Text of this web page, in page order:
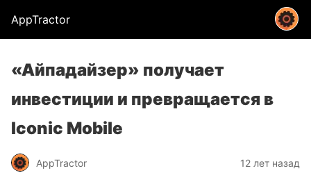
AppTractor
«Айпадайзер» получает
инвестиции и превращается в
Iconic Mobile
AppTractor 12 лет назад